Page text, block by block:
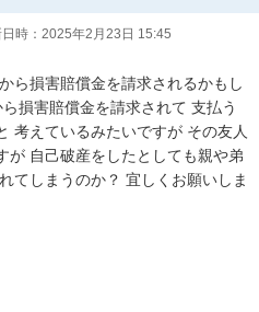
時： 2025年2月23日 15:45
ら損害賠償金を請求されるかもし
損害賠償金を請求されて 支払う
考えているみたいですが その友人
が 自己破産をしたとしても親や弟
てしまうのか？ 宜しくお願いしま